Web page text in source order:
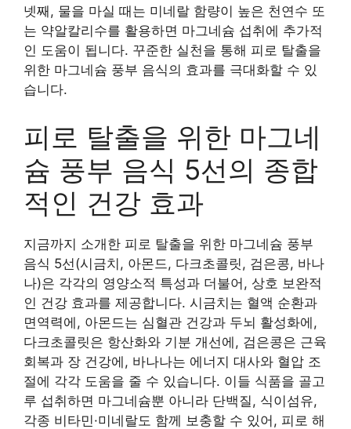
넷째, 물을 마실 때는 미네랄 함량이 높은 천연수 또
는 약알칼리수를 활용하면 마그네슘 섭취에 추가적
인 도움이 됩니다. 꾸준한 실천을 통해 피로 탈출을
위한 마그네슘 풍부 음식의 효과를 극대화할 수 있
습니다.
피로 탈출을 위한 마그네
슘 풍부 음식 5선의 종합
적인 건강 효과
지금까지 소개한 피로 탈출을 위한 마그네슘 풍부
음식 5선(시금치, 아몬드, 다크초콜릿, 검은콩, 바나
나)은 각각의 영양소적 특성과 더불어, 상호 보완적
인 건강 효과를 제공합니다. 시금치는 혈액 순환과
면역력에, 아몬드는 심혈관 건강과 두뇌 활성화에,
다크초콜릿은 항산화와 기분 개선에, 검은콩은 근육
회복과 장 건강에, 바나나는 에너지 대사와 혈압 조
절에 각각 도움을 줄 수 있습니다. 이들 식품을 골고
루 섭취하면 마그네슘뿐 아니라 단백질, 식이섬유,
각종 비타민·미네랄도 함께 보충할 수 있어, 피로 해